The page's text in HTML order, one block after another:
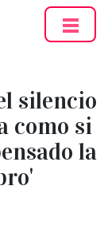
silencio
como si
la